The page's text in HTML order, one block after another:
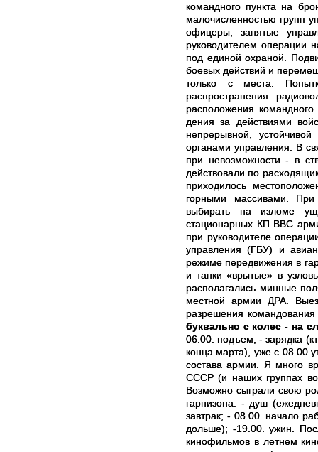
командного пункта на
малочисленностью групп
офицеры, занятые
руководителем операции
под единой охраной.
боевых действий и
только с места.
распространения
расположения
дения за действиями
непрерывной,
органами управления. В
при невозможности - в
действовали по
приходилось
горными массивами.
выбирать на изломе
стационарных КП ВВС
при руководителе
управления (ГБУ) и
режиме передвижения в
и танки «врытые» в
располагались минные
местной армии ДРА.
разрешения
буквально с колес - на
06.00. подъем; - зарядка
конца марта), уже с 08.00
состава армии. Я много
СССР (и наших группах
Возможно сыграли свою
гарнизона. - душ
завтрак; - 08.00. начало
дольше); -19.00. ужин.
кинофильмов в летнем